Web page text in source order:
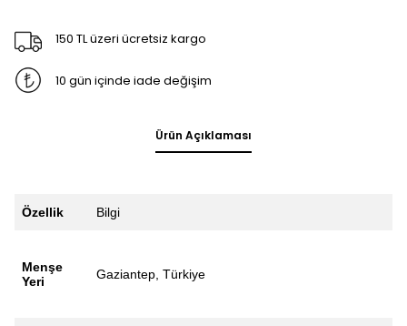
150 TL üzeri ücretsiz kargo
10 gün içinde iade değişim
Ürün Açıklaması
Özellik Bilgi
Menşe
Yeri
Gaziantep, Türkiye